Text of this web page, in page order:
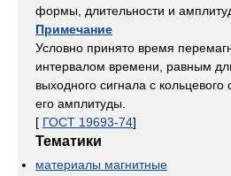
формы, длительности и
Примечание
Условно принято время
интервалом времени, равным
выходного сигнала с
его амплитуды.
[ ГОСТ 19693-74]
Тематики
материалы магнитные